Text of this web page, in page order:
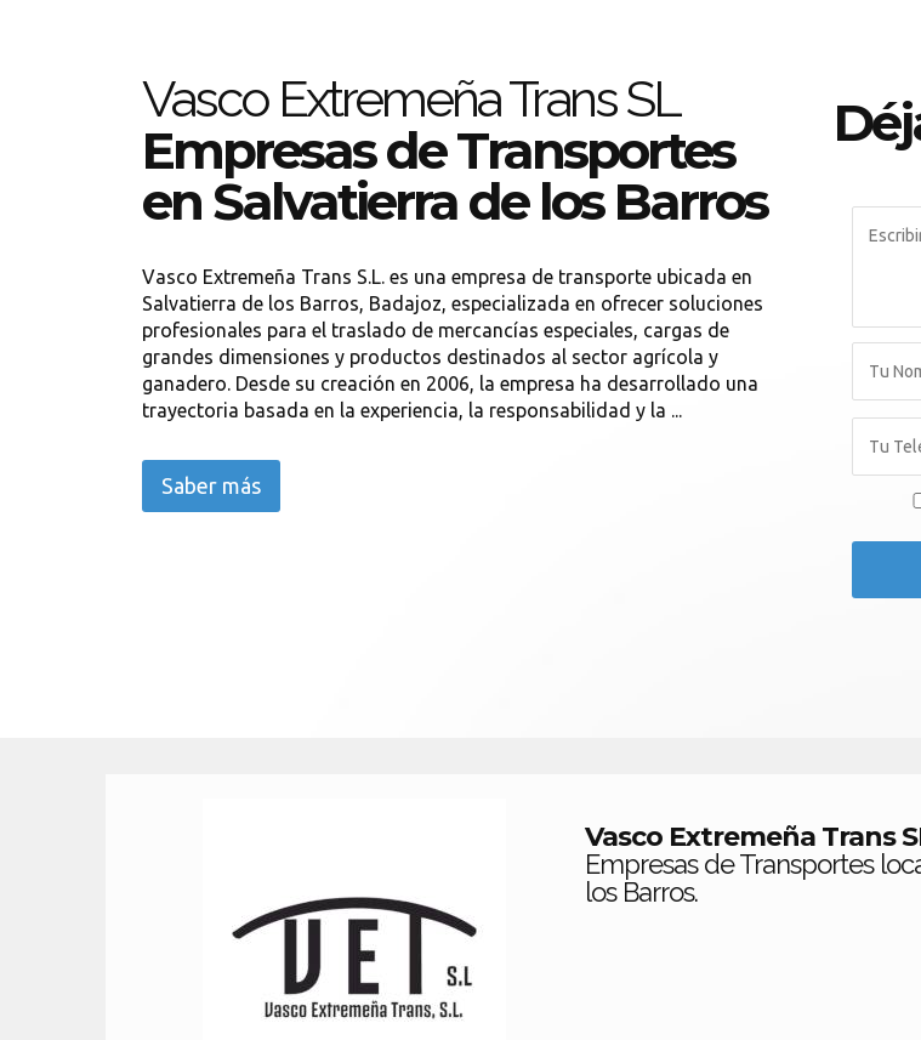
Vasco Extremeña Trans SL
Empresas de Transportes
en Salvatierra de los Barros
Vasco Extremeña Trans S.L. es una empresa de transporte ubicada en
Salvatierra de los Barros, Badajoz, especializada en ofrecer soluciones
profesionales para el traslado de mercancías especiales, cargas de
grandes dimensiones y productos destinados al sector agrícola y
ganadero. Desde su creación en 2006, la empresa ha desarrollado una
trayectoria basada en la experiencia, la responsabilidad y la ...
Saber más
Vasco Extremeña Trans
Empresas de Transportes
los Barros.